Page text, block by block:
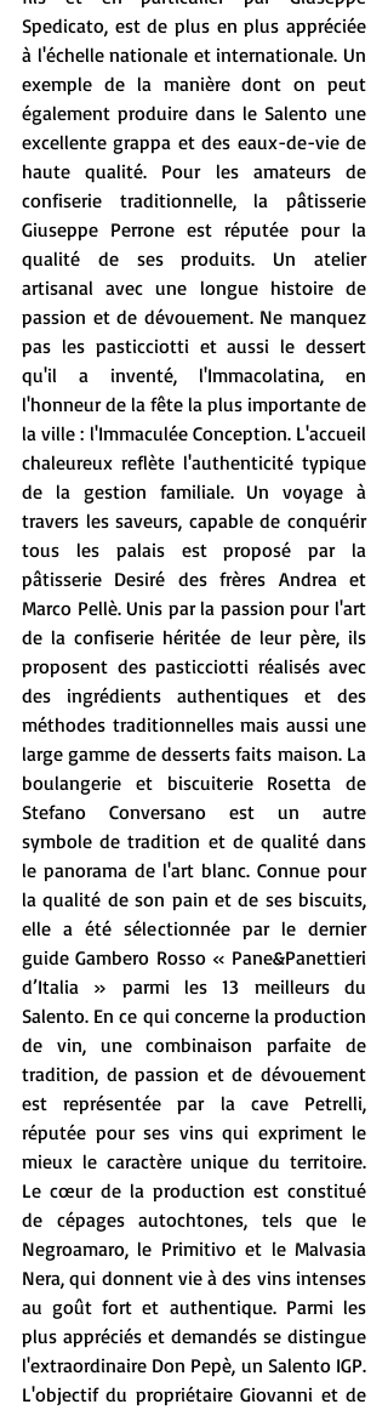
Spedicato, est de plus en plus appréciée
à l'échelle nationale et internationale. Un
exemple de la manière dont on peut
également produire dans le Salento une
excellente grappa et des eaux-de-vie de
haute qualité. Pour les amateurs de
confiserie traditionnelle, la pâtisserie
Giuseppe Perrone est réputée pour la
qualité de ses produits. Un atelier
artisanal avec une longue histoire de
passion et de dévouement. Ne manquez
pas les pasticciotti et aussi le dessert
qu'il a inventé, l'Immacolatina, en
l'honneur de la fête la plus importante de
la ville : l'Immaculée Conception. L'accueil
chaleureux reflète l'authenticité typique
de la gestion familiale. Un voyage à
travers les saveurs, capable de conquérir
tous les palais est proposé par la
pâtisserie Desiré des frères Andrea et
Marco Pellè. Unis par la passion pour l'art
de la confiserie héritée de leur père, ils
proposent des pasticciotti réalisés avec
des ingrédients authentiques et des
méthodes traditionnelles mais aussi une
large gamme de desserts faits maison. La
boulangerie et biscuiterie Rosetta de
Stefano Conversano est un autre
symbole de tradition et de qualité dans
le panorama de l'art blanc. Connue pour
la qualité de son pain et de ses biscuits,
elle a été sélectionnée par le dernier
guide Gambero Rosso « Pane&Panettieri
d’Italia » parmi les 13 meilleurs du
Salento. En ce qui concerne la production
de vin, une combinaison parfaite de
tradition, de passion et de dévouement
est représentée par la cave Petrelli,
réputée pour ses vins qui expriment le
mieux le caractère unique du territoire.
Le cœur de la production est constitué
de cépages autochtones, tels que le
Negroamaro, le Primitivo et le Malvasia
Nera, qui donnent vie à des vins intenses
au goût fort et authentique. Parmi les
plus appréciés et demandés se distingue
l'extraordinaire Don Pepè, un Salento IGP.
L'objectif du propriétaire Giovanni et de